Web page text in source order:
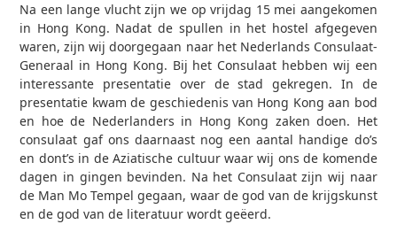
Na een lange vlucht zijn we op vrijdag 15 mei aangekomen
in Hong Kong. Nadat de spullen in het hostel afgegeven
waren, zijn wij doorgegaan naar het Nederlands Consulaat-
Generaal in Hong Kong. Bij het Consulaat hebben wij een
interessante presentatie over de stad gekregen. In de
presentatie kwam de geschiedenis van Hong Kong aan bod
en hoe de Nederlanders in Hong Kong zaken doen. Het
consulaat gaf ons daarnaast nog een aantal handige do’s
en dont’s in de Aziatische cultuur waar wij ons de komende
dagen in gingen bevinden. Na het Consulaat zijn wij naar
de Man Mo Tempel gegaan, waar de god van de krijgskunst
en de god van de literatuur wordt geëerd.